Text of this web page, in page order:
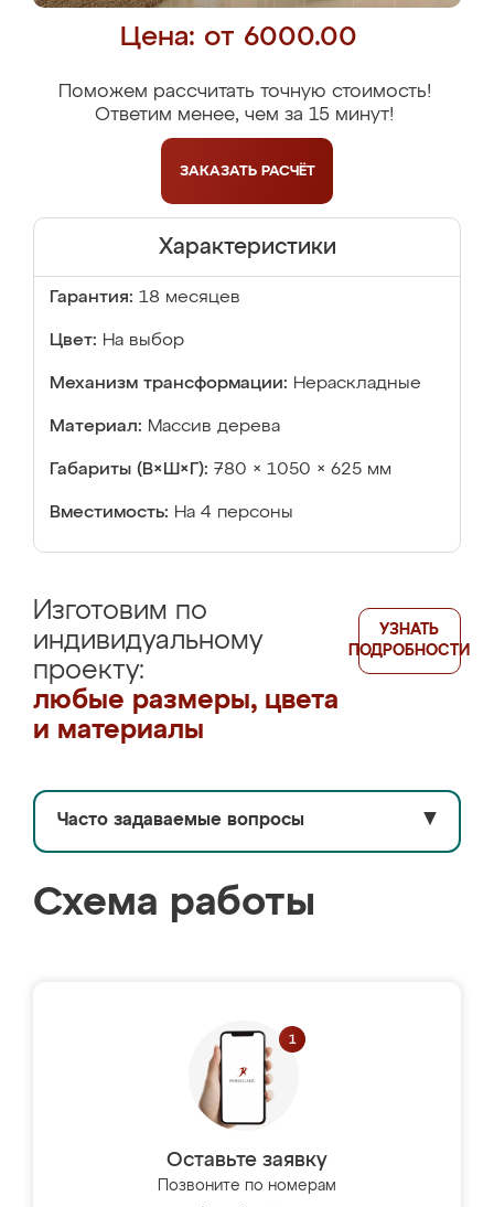
Цена: от 6000.00
Поможем рассчитать точную стоимость!
Ответим менее, чем за 15 минут!
ЗАКАЗАТЬ РАСЧЁТ
Характеристики
Гарантия: 18 месяцев
Цвет: На выбор
Механизм трансформации: Нераскладные
Материал: Массив дерева
Габариты (В×Ш×Г): 780 × 1050 × 625 мм
Вместимость: На 4 персоны
Изготовим по
индивидуальному
проекту:
любые размеры, цвета
и материалы
УЗНАТЬ
ПОДРОБНОСТИ
Часто задаваемые вопросы ▼
Схема работы
Оставьте заявку
Позвоните по номерам